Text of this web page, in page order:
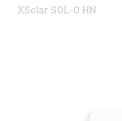
XSolar SOL-O HN